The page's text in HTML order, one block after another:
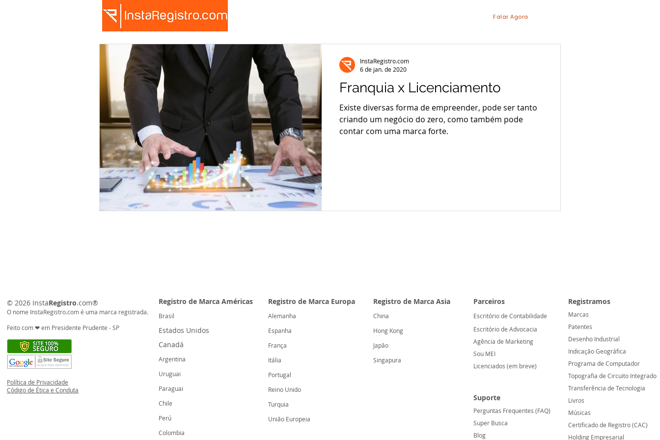
Falar Agora
Franquia x Licenciamento
Existe diversas forma de empreender, pode ser tanto
criando um negócio do zero, como também pode
contar com uma marca forte.
InstaRegistro.com
6 de jan. de 2020
© 2026 InstaRegistro.com®️
O nome InstaRegistro.com é uma marca registrada.
Feito com ❤ em Presidente Prudente - SP
Política de Privacidade
Código de Ética e Conduta
Registro de Marca Américas
Brasil
Estados Unidos
Canadá
Argentina
Uruguai
Paraguai
Chile
Perú
Colombia
Registro de Marca Europa
Alemanha
Espanha
França
Itália
Portugal
Reino Unido
Turquia
União Europeia
Registro de Marca Asia
China
Hong Kong
Japão
Singapura
Parceiros
Escritório de Contabilidade
Escritório de Advocacia
Agência de Marketing
Sou MEI
Licenciados (em breve)
Suporte
Perguntas Frequentes (FAQ)
Super Busca
Blog
Registramos
Marcas
Patentes
Desenho Industrial
Indicação Geográfica
Programa de Computador
Topografia de Circuito Integrado
Transferência de Tecnologia
Livros
Músicas
Certificado de Registro (CAC)
Holding Empresarial